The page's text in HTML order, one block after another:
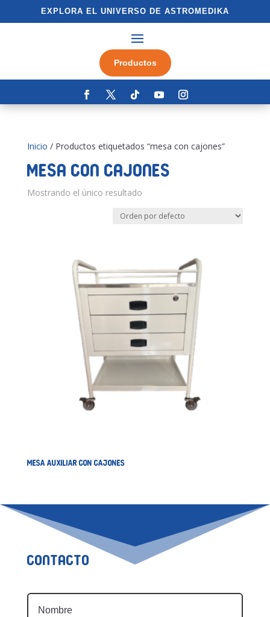
EXPLORA EL UNIVERSO DE ASTROMEDIKA
Productos
Inicio / Productos etiquetados “mesa con cajones”
mesa con cajones
Mostrando el único resultado
MESA AUXILIAR CON CAJONES
Contacto